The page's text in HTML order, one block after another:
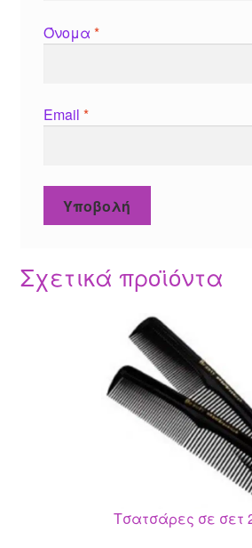
Όνομα *
Email *
Σχετικά προϊόντα
Τσατσάρες σε σετ